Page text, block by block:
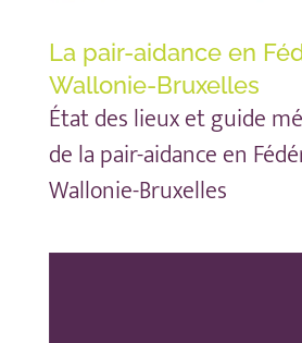
La pair-aidance en
Wallonie-Bruxelles
État des lieux et guide
de la pair-aidance en
Wallonie-Bruxelles